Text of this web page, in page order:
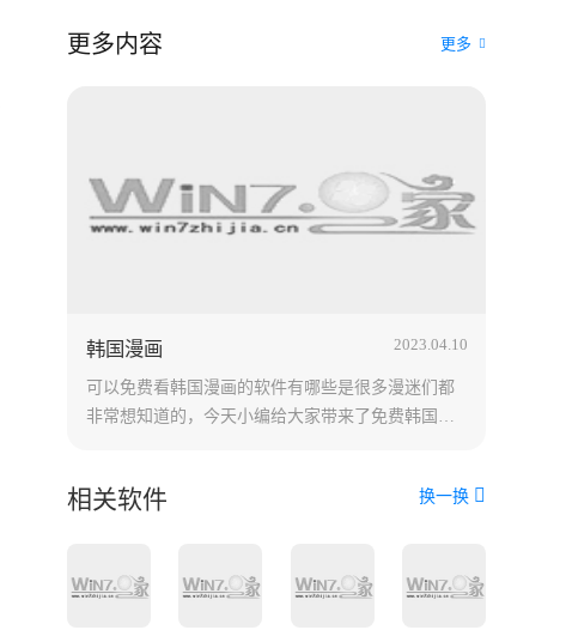
更多内容 更多
韩国漫画 2023.04.10
可以免费看韩国漫画的软件有哪些是很多漫迷们都
非常想知道的，今天小编给大家带来了免费韩国漫
有没有大家喜欢的吧。
相关软件 换一换